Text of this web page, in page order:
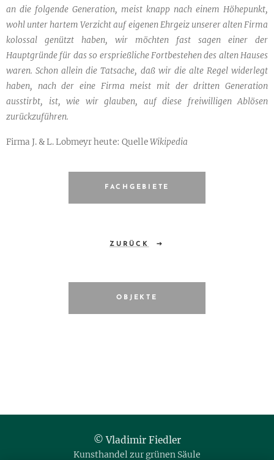
an die folgende Generation, meist knapp nach einem Höhepunkt,
wohl unter hartem Verzicht auf eigenen Ehrgeiz unserer alten Firma
kolossal genützt haben, wir möchten fast sagen einer der
Hauptgründe für das so ersprießliche Fortbestehen des alten Hauses
waren. Schon allein die Tatsache, daß wir die alte Regel widerlegt
haben, nach der eine Firma meist mit der dritten Generation
ausstirbt, ist, wie wir glauben, auf diese freiwilligen Ablösen
zurückzuführen.
Firma J. & L. Lobmeyr heute: QuelleWikipedia
FACHGEBIETE
ZURÜCK
OBJEKTE
© Vladimir Fiedler
Kunsthandel zur grünen Säule